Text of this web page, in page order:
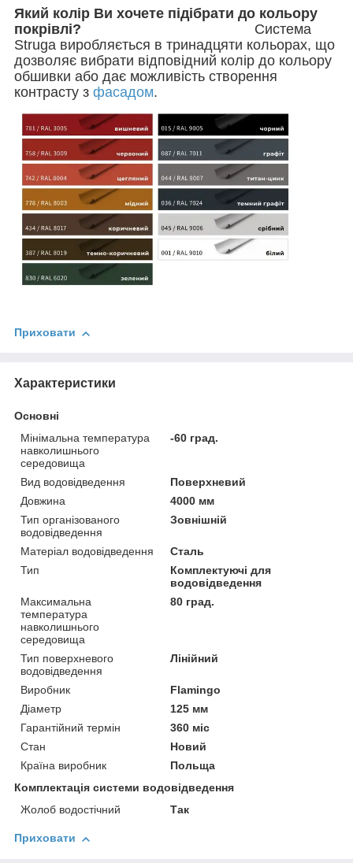
Який колір Ви хочете підібрати до кольору
покрівлі? Система
Struga виробляється в тринадцяти кольорах, що
дозволяє вибрати відповідний колір до кольору
обшивки або дає можливість створення
контрасту з фасадом.
Приховати
Характеристики
Основні
Мінімальна температура
навколишнього
середовища
-60 град.
Вид водовідведення
Поверхневий
Довжина
4000 мм
Тип організованого
водовідведення
Зовнішній
Матеріал водовідведення
Сталь
Тип
Комплектуючі для
водовідведення
Максимальна
температура
навколишнього
середовища
80 град.
Тип поверхневого
водовідведення
Лінійний
Виробник
Flamingo
Діаметр
125 мм
Гарантійний термін
360 міс
Стан
Новий
Країна виробник
Польща
Комплектація системи водовідведення
Жолоб водостічний
Так
Приховати